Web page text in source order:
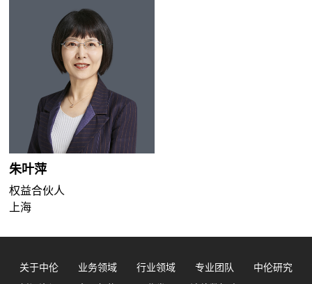
朱叶萍
权益合伙人
上海
关于中伦 业务领域 行业领域 专业团队
中伦研究